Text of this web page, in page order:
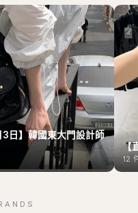
日】韓國東大門設計師
【
12